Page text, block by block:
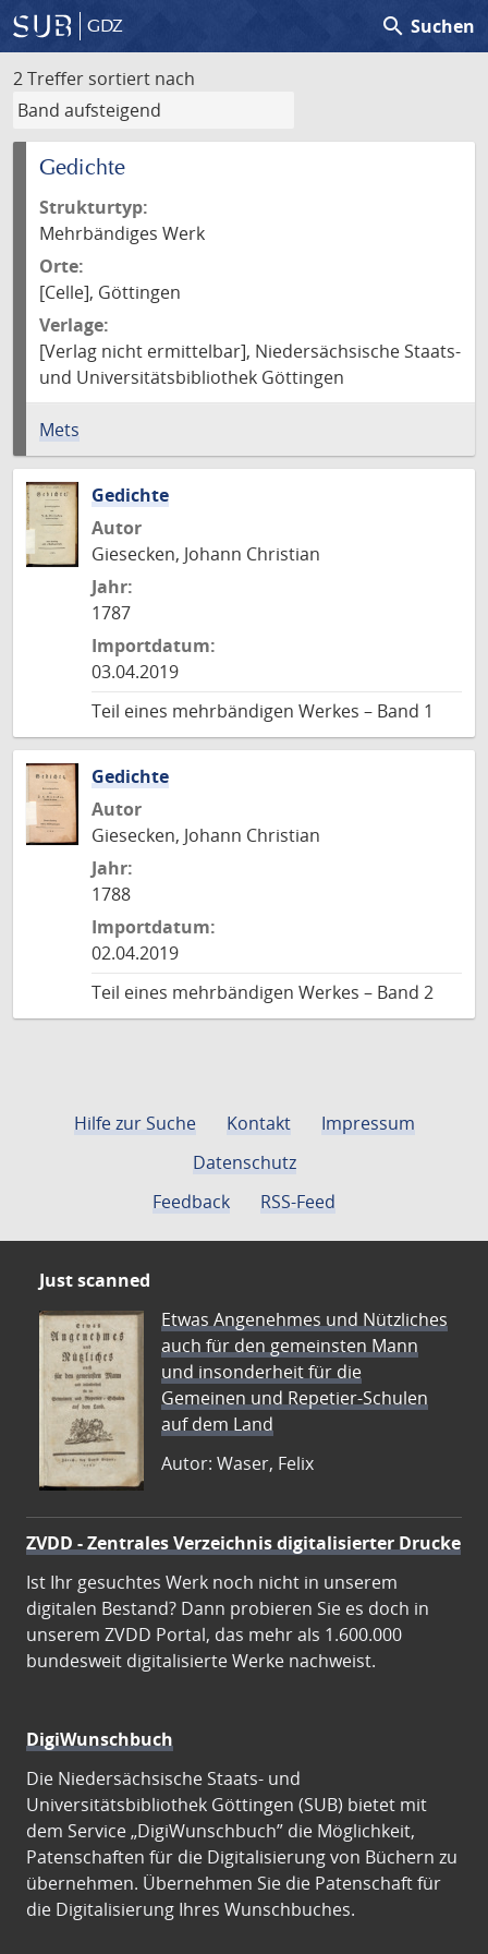
GDZ search Suchen
2 Treffer sortiert nach
Gedichte
Strukturtyp:
Mehrbändiges Werk
Orte:
[Celle], Göttingen
Verlage:
[Verlag nicht ermittelbar], Niedersächsische Staats-
und Universitätsbibliothek Göttingen
Mets
Gedichte
Autor
Giesecken, Johann Christian
Jahr:
1787
Importdatum:
03.04.2019
Teil eines mehrbändigen Werkes – Band 1
Gedichte
Autor
Giesecken, Johann Christian
Jahr:
1788
Importdatum:
02.04.2019
Teil eines mehrbändigen Werkes – Band 2
Hilfe zur Suche Kontakt
Impressum
Datenschutz
Feedback
RSS-Feed
Just scanned
Etwas Angenehmes und Nützliches
auch für den gemeinsten Mann
und insonderheit für die
Gemeinen und Repetier-Schulen
auf dem Land
Autor: Waser, Felix
ZVDD - Zentrales Verzeichnis digitalisierter Drucke
Ist Ihr gesuchtes Werk noch nicht in unserem
digitalen Bestand? Dann probieren Sie es doch in
unserem ZVDD Portal, das mehr als 1.600.000
bundesweit digitalisierte Werke nachweist.
DigiWunschbuch
Die Niedersächsische Staats- und
Universitätsbibliothek Göttingen (SUB) bietet mit
dem Service „DigiWunschbuch” die Möglichkeit,
Patenschaften für die Digitalisierung von Büchern zu
übernehmen. Übernehmen Sie die Patenschaft für
die Digitalisierung Ihres Wunschbuches.